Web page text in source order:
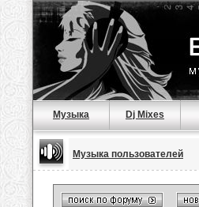
Музыка Dj Mixes
Музыка пользователей